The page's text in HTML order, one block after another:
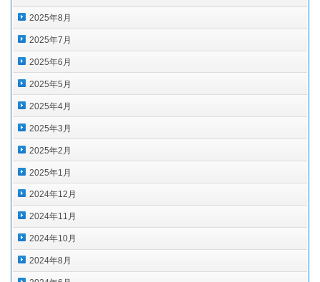
2025年8月
2025年7月
2025年6月
2025年5月
2025年4月
2025年3月
2025年2月
2025年1月
2024年12月
2024年11月
2024年10月
2024年8月